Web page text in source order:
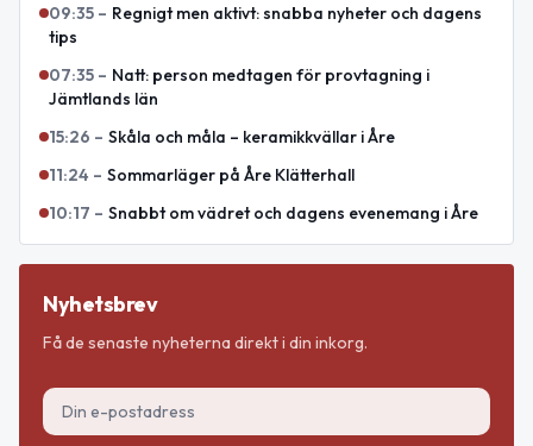
09:35 – Regnigt men aktivt: snabba nyheter och dagens
tips
07:35 – Natt: person medtagen för provtagning i
Jämtlands län
15:26 – Skåla och måla – keramikkvällar i Åre
11:24 – Sommarläger på Åre Klätterhall
10:17 – Snabbt om vädret och dagens evenemang i Åre
Nyhetsbrev
Få de senaste nyheterna direkt i din inkorg.